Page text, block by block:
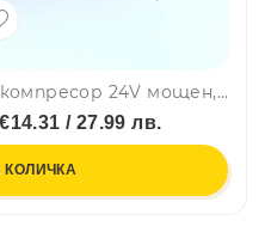
Тромба, клаксон охлюв с компресор 24V мощен, кола, бус, камион
/ 27.99 лв.